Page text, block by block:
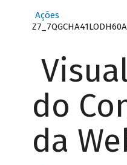
Ações
do
da